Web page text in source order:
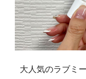
大人気のラブミ